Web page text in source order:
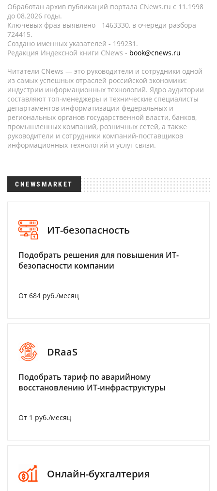
Обработан архив публикаций портала CNews.ru c 11.1998
до 08.2026 годы.
Ключевых фраз выявлено - 1463330, в очереди разбора -
724415.
Создано именных указателей - 199231.
Редакция Индексной книги CNews - book@cnews.ru
Читатели CNews — это руководители и сотрудники одной
из самых успешных отраслей российской экономики:
индустрии информационных технологий. Ядро аудитории
составляют топ-менеджеры и технические специалисты
департаментов информатизации федеральных и
региональных органов государственной власти, банков,
промышленных компаний, розничных сетей, а также
руководители и сотрудники компаний-поставщиков
информационных технологий и услуг связи.
CNEWSMARKET
ИТ-безопасность
Подобрать решения для повышения ИТ-
безопасности компании
От 684 руб./месяц
DRaaS
Подобрать тариф по аварийному
восстановлению ИТ-инфраструктуры
От 1 руб./месяц
Онлайн-бухгалтерия